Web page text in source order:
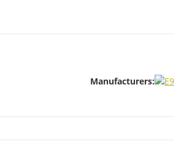
Manufacturers: